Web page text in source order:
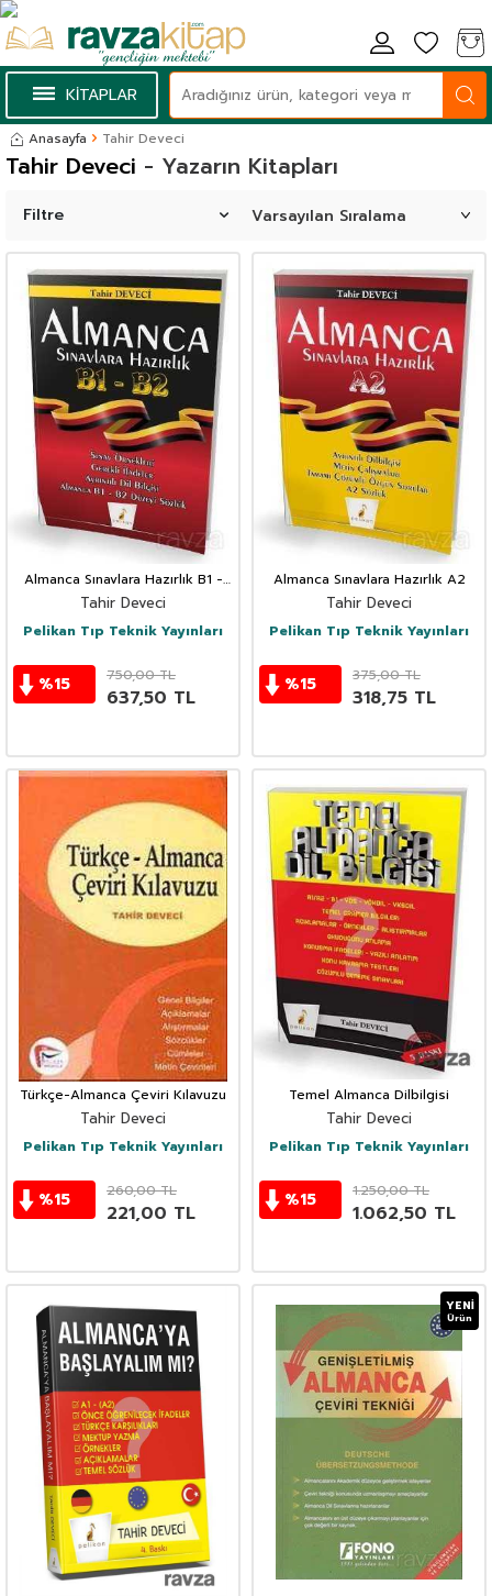
KİTAPLAR
Anasayfa Tahir Deveci
- Yazarın Kitapları
Tahir Deveci
Filtre
Almanca Sınavlara Hazırlık B1 -
B2
Tahir Deveci
Pelikan Tıp Teknik Yayınları
%15 750,00TL
637,50 TL
Almanca Sınavlara Hazırlık A2
Tahir Deveci
Pelikan Tıp Teknik Yayınları
%15 375,00TL
318,75 TL
Türkçe-Almanca Çeviri Kılavuzu
Tahir Deveci
Pelikan Tıp Teknik Yayınları
%15 260,00TL
221,00 TL
Temel Almanca Dilbilgisi
Tahir Deveci
Pelikan Tıp Teknik Yayınları
%15 1.250,00TL
1.062,50 TL
YENI
Ürün